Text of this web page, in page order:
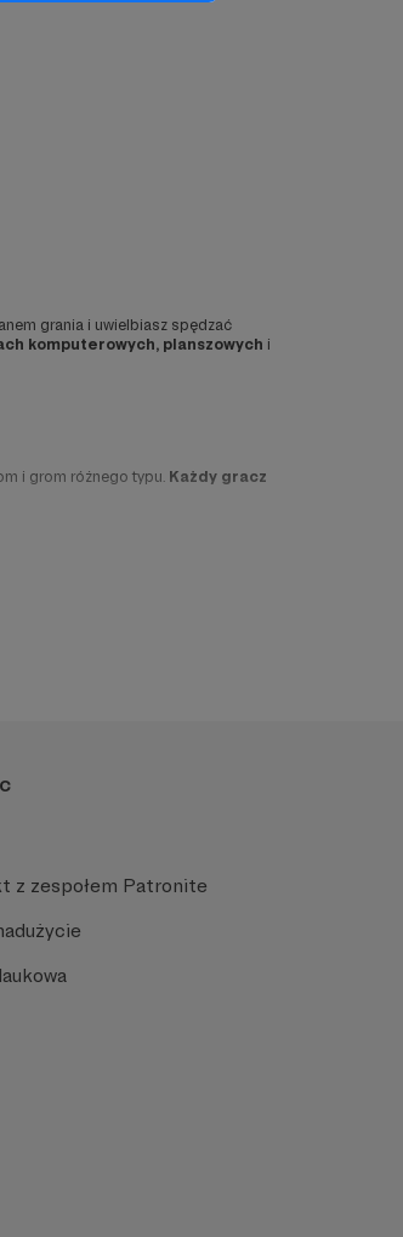
grania i uwielbiasz spędzać
komputerowych, planszowych i
i grom różnego typu. Każdy gracz
a nawet zrzeszają graczy z całego
Sprawdź, czy Twój ulubiony
z zespołem Patronite